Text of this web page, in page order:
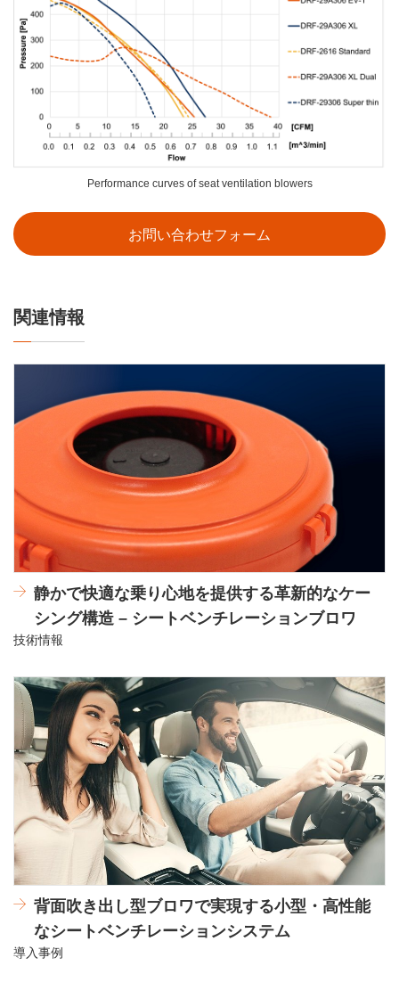
Performance curves of seat ventilation blowers
お問い合わせフォーム
関連情報
静かで快適な乗り心地を提供する革新的なケー
シング構造 – シートベンチレーションブロワ
技術情報
背面吹き出し型ブロワで実現する小型・高性能
なシートベンチレーションシステム
導入事例